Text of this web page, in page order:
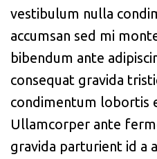
vestibulum nulla
accumsan sed mi
bibendum ante
consequat gravida
condimentum lobortis
Ullamcorper ante
gravida parturient id a